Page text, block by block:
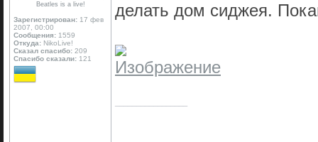
Beatles is a live!
Зарегистрирован: 17 фев
2007, 00:00
Сообщения: 1559
Откуда: NikoLive!
Сказал спасибо: 209
Спасибо сказали: 121
делать дом сиджея.